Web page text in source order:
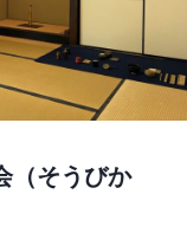
（そうびか